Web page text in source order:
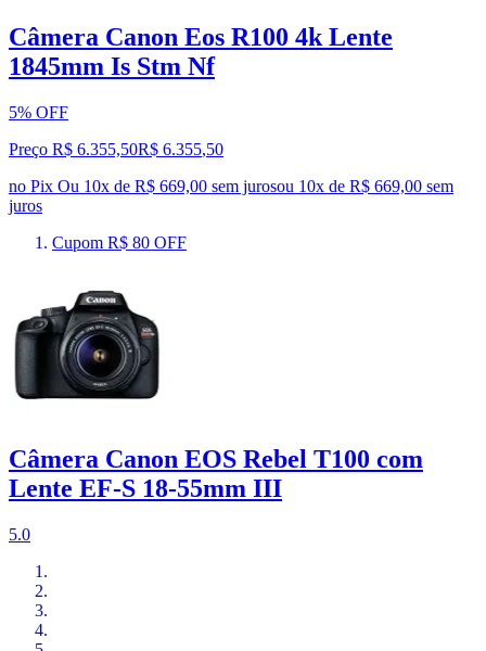
Câmera Canon Eos R100 4k Lente
1845mm Is Stm Nf
5% OFF
Preço R$ 6.355,50R$ 6.355,50
no Pix Ou 10x de R$ 669,00 sem jurosou 10x de R$ 669,00 sem
juros
Cupom R$ 80 OFF
Câmera Canon EOS Rebel T100 com
Lente EF-S 18-55mm III
5.0